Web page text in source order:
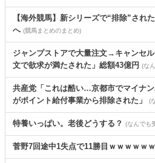
【海外競馬】新シリーズで“排除”され
へ (競馬まとめのまとめ)
ジャンプストアで大量注文→キャンセ
文で欲求が満たされた」総額43億円 (な
共産党「これは酷い…京都市でマイナ
がポイント給付事業から排除された」
(
特養いっぱい。老後どうする？ (なんでも
菅野7回途中1失点で11勝目ｗｗｗｗｗ